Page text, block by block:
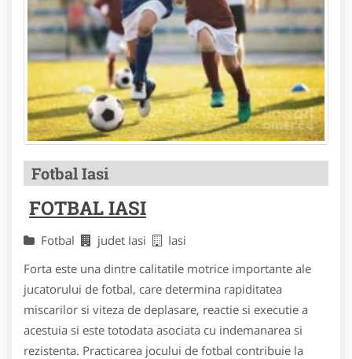
Fotbal Iasi
FOTBAL IASI
Fotbal judet Iasi
Iasi
Forta este una dintre calitatile motrice importante ale
jucatorului de fotbal, care determina rapiditatea
miscarilor si viteza de deplasare, reactie si executie a
acestuia si este totodata asociata cu indemanarea si
rezistenta. Practicarea jocului de fotbal contribuie la